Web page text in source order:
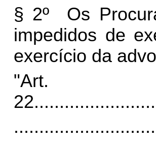
§ 2º Os
impedidos de
exercício da
"Art.
22.